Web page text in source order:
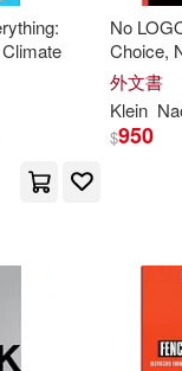
Klein(1)
Klein(1)
/編/繪(24)
No
Choice,
外文書
Klein
$950